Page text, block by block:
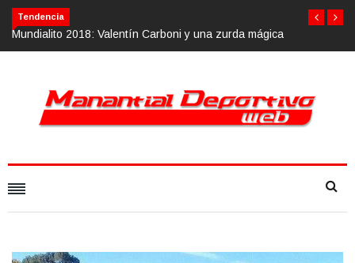
Tendencia
2018: Valentín Carboni y una zurda mágicaCalvario Race